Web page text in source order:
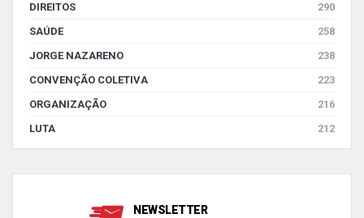
DIREITOS
290
SAÚDE
258
JORGE NAZARENO
238
CONVENÇÃO COLETIVA
223
ORGANIZAÇÃO
216
LUTA
212
NEWSLETTER